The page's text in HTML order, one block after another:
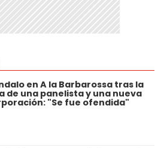
en A la Barbarossa tras la
de una panelista y una nueva
"Se fue ofendida"